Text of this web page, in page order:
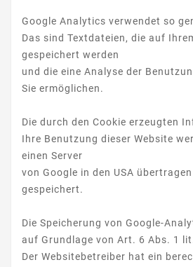
Google Analytics verwendet so
Das sind Textdateien, die auf
gespeichert werden
und die eine Analyse der
Sie ermöglichen.
Die durch den Cookie erzeugten
Ihre Benutzung dieser Website
einen Server
von Google in den USA
gespeichert.
Die Speicherung von Google-
auf Grundlage von Art. 6 Abs. 1
Der Websitebetreiber hat ein